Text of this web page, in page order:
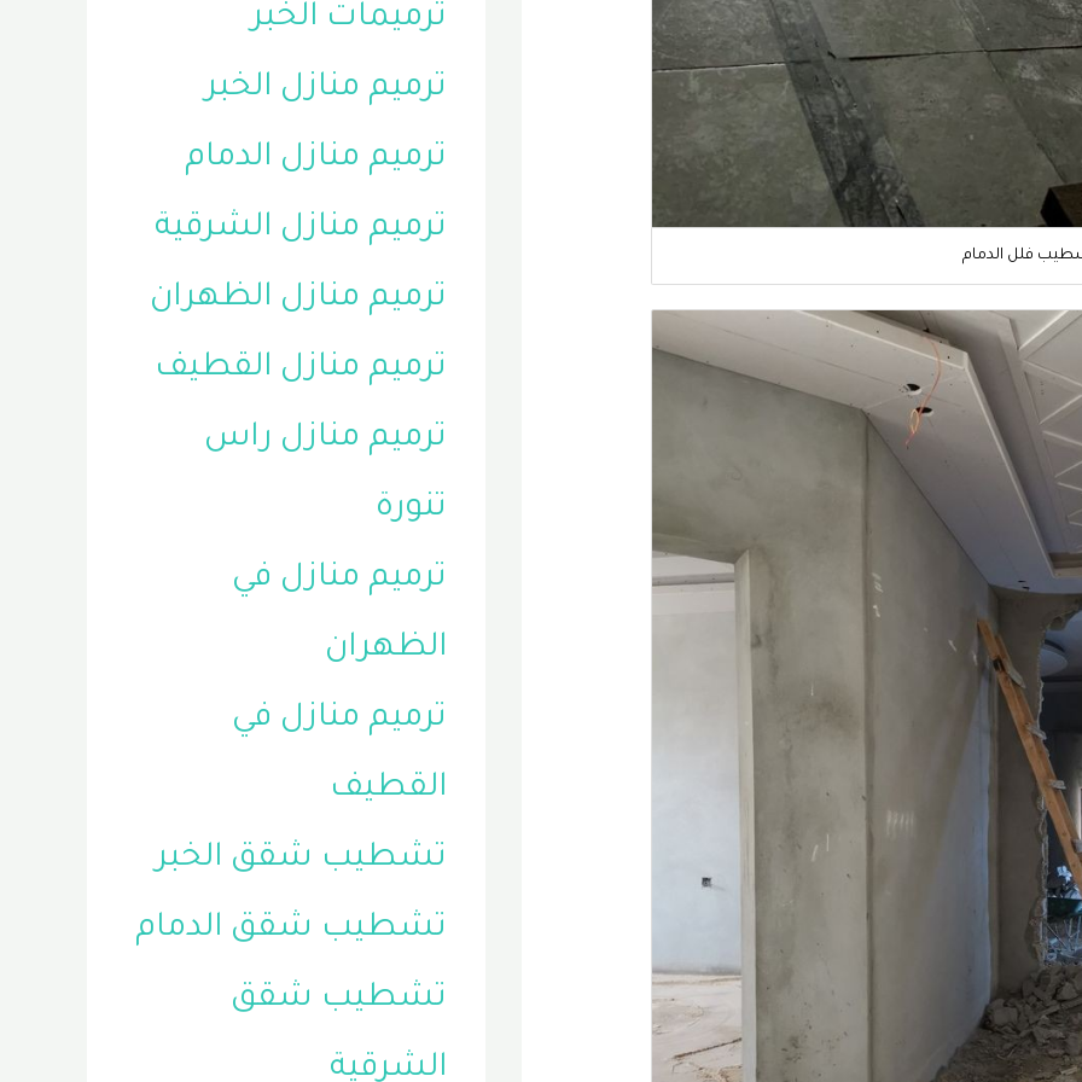
فلل الدمام
ترميمات الخبر
ترميم منازل الخبر
ترميم منازل الدمام
ترميم منازل الشرقية
ترميم منازل الظهران
ترميم منازل القطيف
ترميم منازل راس
تنورة
ترميم منازل في
الظهران
ترميم منازل في
القطيف
تشطيب شقق الخبر
تشطيب شقق الدمام
تشطيب شقق
الشرقية